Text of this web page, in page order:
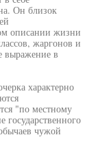
Он близок
описании жизни
жаргонов и
выражение в
характерно
"по местному
чужой